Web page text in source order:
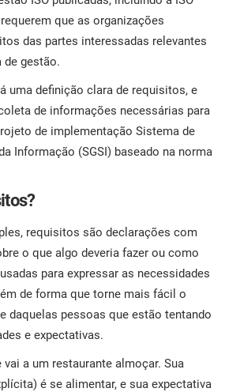
que as organizações
das partes interessadas relevantes
gestão.
uma definição clara de requisitos, e
de informações necessárias para
de implementação Sistema de
Informação (SGSI) baseado na norma
requisitos são declarações com
o que algo deveria fazer ou como
para expressar as necessidades
de forma que torne mais fácil o
daquelas pessoas que estão tentando
e expectativas.
a um restaurante almoçar. Sua
é se alimentar, e sua expectativa